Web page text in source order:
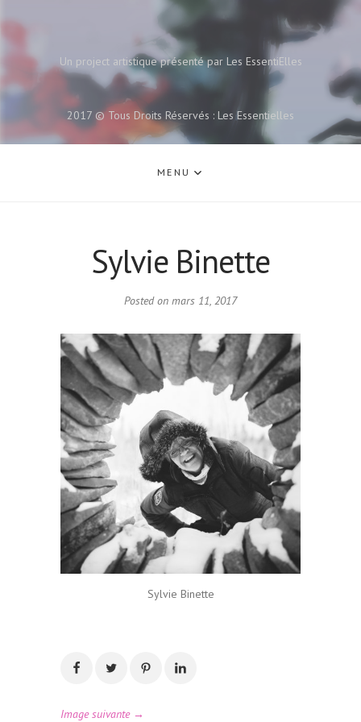
Un project artistique présenté par Les EssentiElles
2017 © Tous Droits Réservés : Les Essentielles
MENU
Sylvie Binette
Posted on mars 11, 2017
Sylvie Binette
Image suivante →